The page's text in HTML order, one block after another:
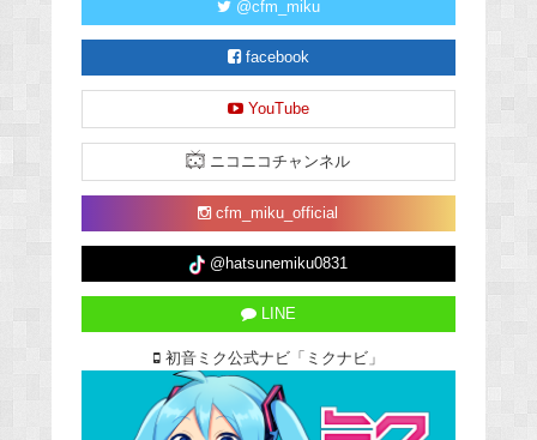
@cfm_miku
facebook
YouTube
ニコニコチャンネル
cfm_miku_official
@hatsunemiku0831
LINE
初音ミク公式ナビ「ミクナビ」